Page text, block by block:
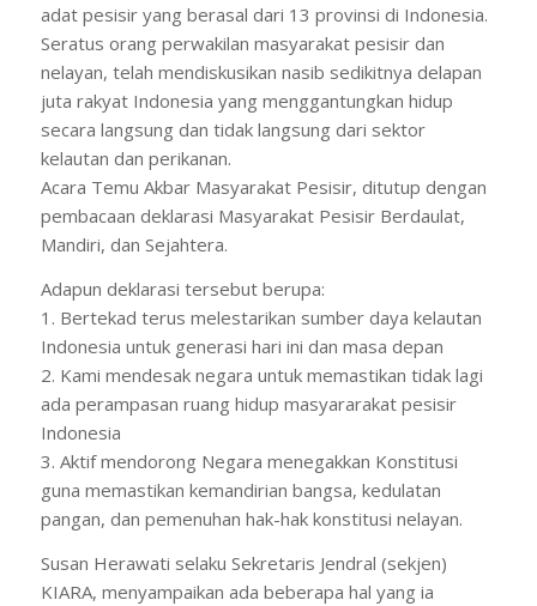
adat pesisir yang berasal dari 13 provinsi di Indonesia.
Seratus orang perwakilan masyarakat pesisir dan
nelayan, telah mendiskusikan nasib sedikitnya delapan
juta rakyat Indonesia yang menggantungkan hidup
secara langsung dan tidak langsung dari sektor
kelautan dan perikanan.
Acara Temu Akbar Masyarakat Pesisir, ditutup dengan
pembacaan deklarasi Masyarakat Pesisir Berdaulat,
Mandiri, dan Sejahtera.
Adapun deklarasi tersebut berupa:
1. Bertekad terus melestarikan sumber daya kelautan
Indonesia untuk generasi hari ini dan masa depan
2. Kami mendesak negara untuk memastikan tidak lagi
ada perampasan ruang hidup masyararakat pesisir
Indonesia
3. Aktif mendorong Negara menegakkan Konstitusi
guna memastikan kemandirian bangsa, kedulatan
pangan, dan pemenuhan hak-hak konstitusi nelayan.
Susan Herawati selaku Sekretaris Jendral (sekjen)
KIARA, menyampaikan ada beberapa hal yang ia